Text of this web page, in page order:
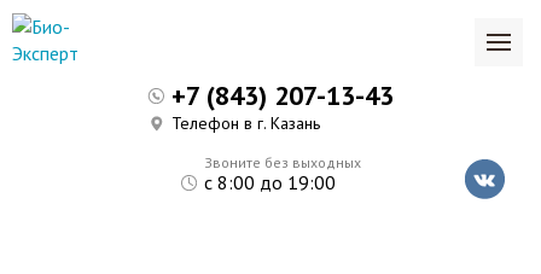
Звоните без выходных
с 8:00 до 19:00
+7 (843) 207-13-43
Телефон в г. Казань